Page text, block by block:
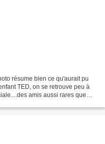
résume bien ce qu'aurait pu
TED, on se retrouve peu à
amis aussi rares que